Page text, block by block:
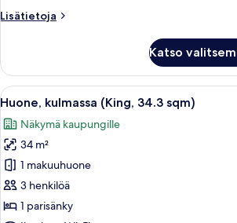
(34.3
Lisätietoja
Lisätietoja
huone
(kaksi
sänkyä),
(34.3
sqm)
Katso
Avaa
kaikki
huonetyypin
Huone,
kulmassa
(King,
34.3
15
Huone, kulmassa (King, 34.3 sqm)
Näkymä kaupungille
34 m²
1 makuuhuone
3 henkilöä
1 parisänky